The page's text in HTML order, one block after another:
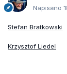
Napisano
Stefan Bratkowski
Krzysztof Liedel